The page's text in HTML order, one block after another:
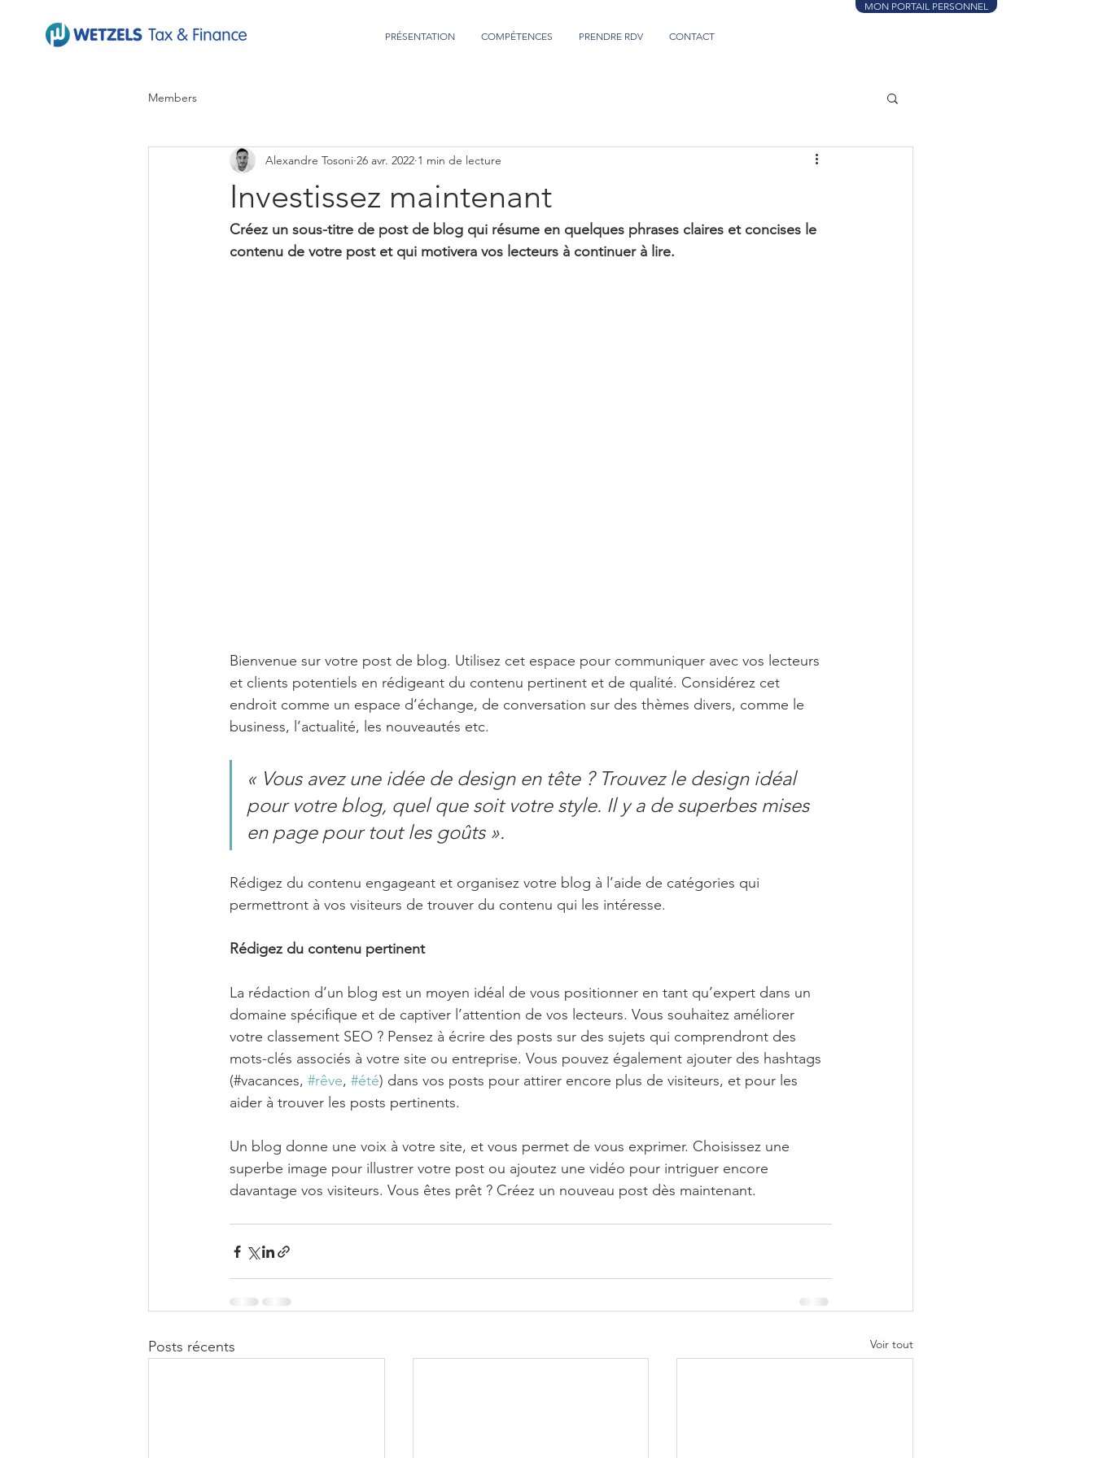
PRÉSENTATION COMPÉTENCES PRENDRE RDV CONTACT
MON PORTAIL PERSONNEL
Members
Investissez maintenant
Alexandre Tosoni 26 avr. 2022 1 min de lecture
Créez un sous-titre de post de blog qui résume en quelques phrases claires et concises le
contenu de votre post et qui motivera vos lecteurs à continuer à lire.
Bienvenue sur votre post de blog. Utilisez cet espace pour communiquer avec vos lecteurs
et clients potentiels en rédigeant du contenu pertinent et de qualité. Considérez cet
endroit comme un espace d’échange, de conversation sur des thèmes divers, comme le
business, l’actualité, les nouveautés etc.
« Vous avez une idée de design en tête ? Trouvez le design idéal
pour votre blog, quel que soit votre style. Il y a de superbes mises
en page pour tout les goûts ».
Rédigez du contenu engageant et organisez votre blog à l’aide de catégories qui
permettront à vos visiteurs de trouver du contenu qui les intéresse.
Rédigez du contenu pertinent
La rédaction d’un blog est un moyen idéal de vous positionner en tant qu’expert dans un
domaine spécifique et de captiver l’attention de vos lecteurs. Vous souhaitez améliorer
votre classement SEO ? Pensez à écrire des posts sur des sujets qui comprendront des
mots-clés associés à votre site ou entreprise. Vous pouvez également ajouter des hashtags
(#vacances, #rêve, #été) dans vos posts pour attirer encore plus de visiteurs, et pour les
aider à trouver les posts pertinents.
Un blog donne une voix à votre site, et vous permet de vous exprimer. Choisissez une
superbe image pour illustrer votre post ou ajoutez une vidéo pour intriguer encore
davantage vos visiteurs. Vous êtes prêt ? Créez un nouveau post dès maintenant.
Posts récents Voir tout